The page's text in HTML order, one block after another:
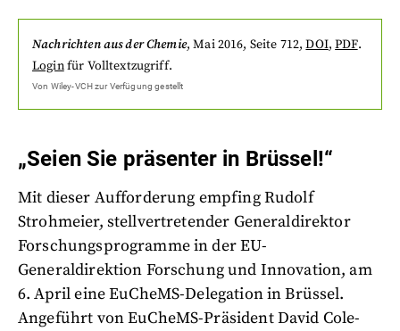
Nachrichten aus der Chemie,Mai 2016, Seite 712,DOI,PDF.
Loginfür Volltextzugriff.
Von Wiley-VCHzur Verfügung gestellt
„Seien Sie präsenter in Brüssel!“
Mit dieser Aufforderung empfing Rudolf
Strohmeier, stellvertretender Generaldirektor
Forschungsprogramme in der EU-
Generaldirektion Forschung und Innovation, am
6. April eine EuCheMS-Delegation in Brüssel.
Angeführt von EuCheMS-Präsident David Cole-